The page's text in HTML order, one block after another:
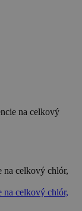
na celkový